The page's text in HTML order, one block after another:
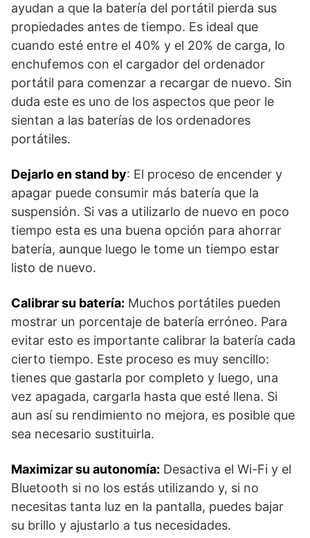
ayudan a que la batería del portátil pierda sus
propiedades antes de tiempo. Es ideal que
cuando esté entre el 40% y el 20% de carga, lo
enchufemos con el cargador del ordenador
portátil para comenzar a recargar de nuevo. Sin
duda este es uno de los aspectos que peor le
sientan a las baterías de los ordenadores
portátiles.
Dejarlo en stand by: El proceso de encender y
apagar puede consumir más batería que la
suspensión. Si vas a utilizarlo de nuevo en poco
tiempo esta es una buena opción para ahorrar
batería, aunque luego le tome un tiempo estar
listo de nuevo.
Calibrar su batería: Muchos portátiles pueden
mostrar un porcentaje de batería erróneo. Para
evitar esto es importante calibrar la batería cada
cierto tiempo. Este proceso es muy sencillo:
tienes que gastarla por completo y luego, una
vez apagada, cargarla hasta que esté llena. Si
aun así su rendimiento no mejora, es posible que
sea necesario sustituirla.
Maximizar su autonomía: Desactiva el Wi-Fi y el
Bluetooth si no los estás utilizando y, si no
necesitas tanta luz en la pantalla, puedes bajar
su brillo y ajustarlo a tus necesidades.